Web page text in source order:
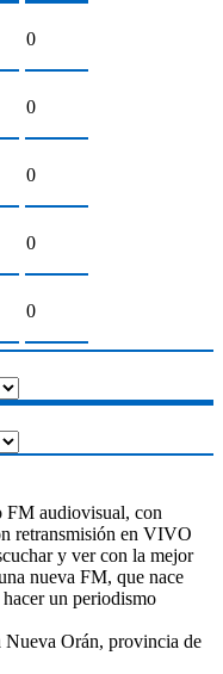
0
0
0
0
0
audiovisual, con
retransmisión en VIVO
y ver con la mejor
nueva FM, que nace
un periodismo
Nueva Orán, provincia de